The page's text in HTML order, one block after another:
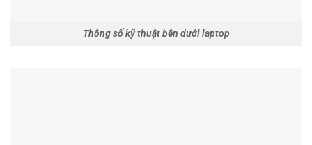
Thông số kỹ thuật bên dưới laptop